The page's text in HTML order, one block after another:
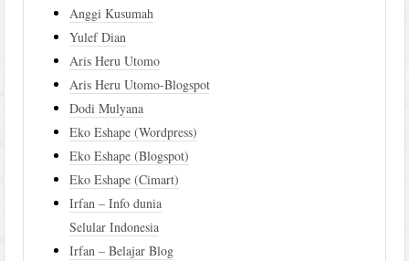
Anggi Kusumah
Yulef Dian
Aris Heru Utomo
Aris Heru Utomo-Blogspot
Dodi Mulyana
Eko Eshape (Wordpress)
Eko Eshape (Blogspot)
Eko Eshape (Cimart)
Irfan – Info dunia
Selular Indonesia
Irfan – Belajar Blog